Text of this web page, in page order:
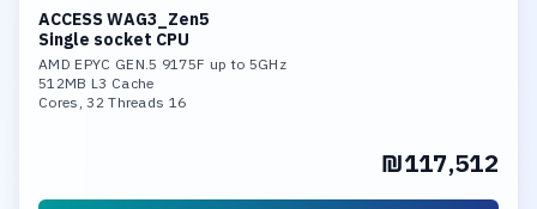
ACCESS WAG3_Zen5
Single socket CPU
AMD EPYC GEN.5 9175F up to 5GHz
512MB L3 Cache
16 Cores, 32 Threads
₪117,512